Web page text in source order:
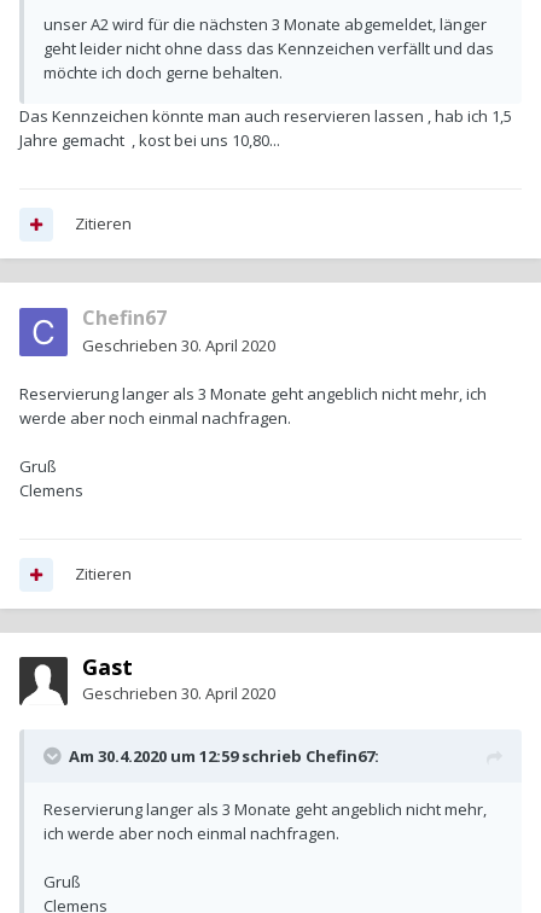
unser A2 wird für die nächsten 3 Monate abgemeldet, länger
geht leider nicht ohne dass das Kennzeichen verfällt und das
möchte ich doch gerne behalten.
Das Kennzeichen könnte man auch reservieren lassen , hab ich 1,5
Jahre gemacht , kost bei uns 10,80...
Zitieren
Chefin67
Geschrieben 30. April 2020
Reservierung langer als 3 Monate geht angeblich nicht mehr, ich
werde aber noch einmal nachfragen.
Gruß
Clemens
Zitieren
Gast
Geschrieben 30. April 2020
Am 30.4.2020 um 12:59 schrieb Chefin67:
Reservierung langer als 3 Monate geht angeblich nicht mehr,
ich werde aber noch einmal nachfragen.
Gruß
Clemens